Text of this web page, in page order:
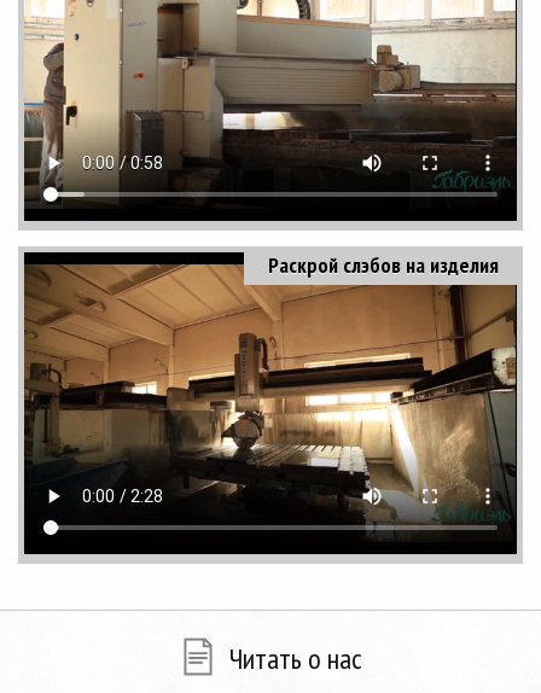
Раскрой слэбов на изделия
Читать о нас